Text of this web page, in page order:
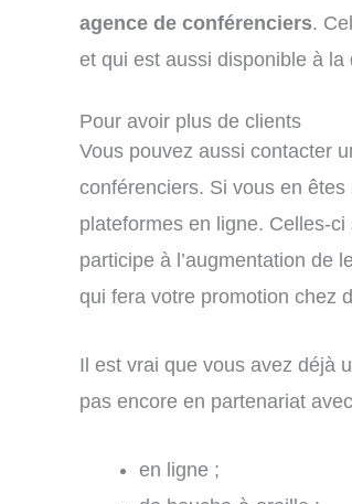
agence de conférenciers.
et qui est aussi disponible à la
Pour avoir plus de clients
Vous pouvez aussi contacter
conférenciers. Si vous en
plateformes en ligne. Celles-
participe à l’augmentation de
qui fera votre promotion chez
Il est vrai que vous avez déjà
pas encore en partenariat
en ligne ;